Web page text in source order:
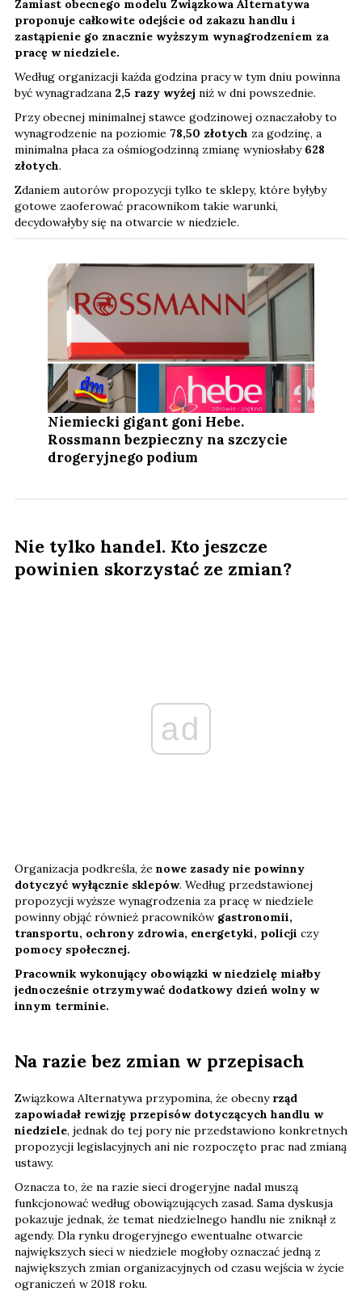
Zamiast obecnego modelu Związkowa Alternatywa
proponuje całkowite odejście od zakazu handlu i
zastąpienie go znacznie wyższym wynagrodzeniem za
pracę w niedziele.
Według organizacji każda godzina pracy w tym dniu powinna
być wynagradzana 2,5 razy wyżej niż w dni powszednie.
Przy obecnej minimalnej stawce godzinowej oznaczałoby to
wynagrodzenie na poziomie 78,50 złotych za godzinę, a
minimalna płaca za ośmiogodzinną zmianę wyniosłaby 628
złotych.
Zdaniem autorów propozycji tylko te sklepy, które byłyby
gotowe zaoferować pracownikom takie warunki,
decydowałyby się na otwarcie w niedziele.
Niemiecki gigant goni Hebe.
Rossmann bezpieczny na szczycie
drogeryjnego podium
Nie tylko handel. Kto jeszcze
powinien skorzystać ze zmian?
ad
Organizacja podkreśla, że nowe zasady nie powinny
dotyczyć wyłącznie sklepów. Według przedstawionej
propozycji wyższe wynagrodzenia za pracę w niedziele
powinny objąć również pracowników gastronomii,
transportu, ochrony zdrowia, energetyki, policji czy
pomocy społecznej.
Pracownik wykonujący obowiązki w niedzielę miałby
jednocześnie otrzymywać dodatkowy dzień wolny w
innym terminie.
Na razie bez zmian w przepisach
Związkowa Alternatywa przypomina, że obecny rząd
zapowiadał rewizję przepisów dotyczących handlu w
niedziele, jednak do tej pory nie przedstawiono konkretnych
propozycji legislacyjnych ani nie rozpoczęto prac nad zmianą
ustawy.
Oznacza to, że na razie sieci drogeryjne nadal muszą
funkcjonować według obowiązujących zasad. Sama dyskusja
pokazuje jednak, że temat niedzielnego handlu nie zniknął z
agendy. Dla rynku drogeryjnego ewentualne otwarcie
największych sieci w niedziele mogłoby oznaczać jedną z
największych zmian organizacyjnych od czasu wejścia w życie
ograniczeń w 2018 roku.